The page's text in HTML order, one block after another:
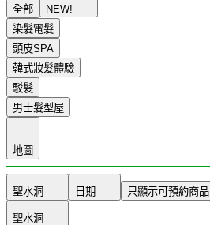
全部
NEW!
染髮電髮
頭皮SPA
韓式妝髮體驗
駁髮
男士髮型屋
地圖
聖水洞 日期 只顯示可預約商品
聖水洞